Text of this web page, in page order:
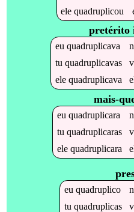
elequadruplicou
pretérito
eu quadruplicava
tu quadruplicavas
ele quadruplicava
mais-
eu quadruplicara
tu quadruplicaras
ele quadruplicara
eu quadruplico
tu quadruplicas